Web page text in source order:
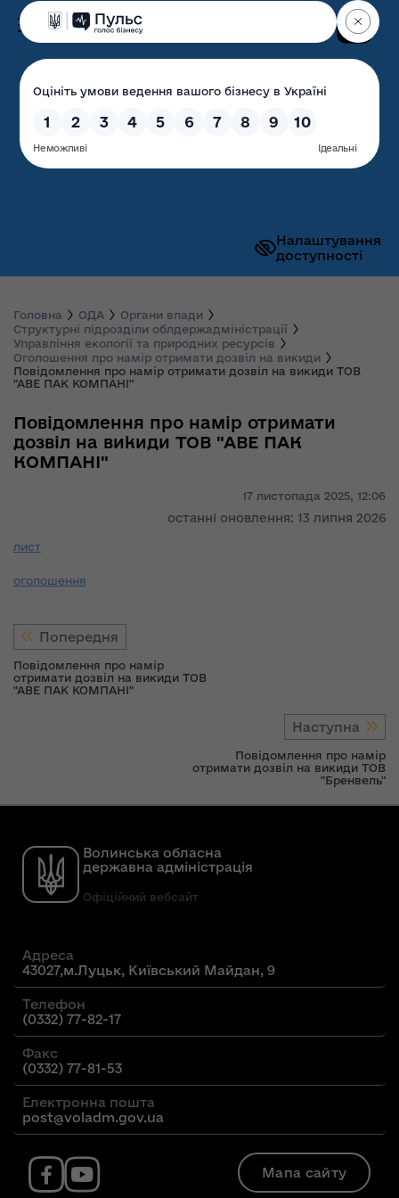
Налаштування
доступності
Волинська обласна
державна адміністрація
Головна ОДА
Органи влади
Структурні підрозділи облдержадміністрації
Управління екології та природних ресурсів
Оголошення про намір отримати дозвіл на викиди
Повідомлення про намір отримати дозвіл на викиди ТОВ
"АВЕ ПАК КОМПАНІ"
17 листопада 2025, 12:06
останні оновлення: 13 липня 2026
Повідомлення про намір отримати
дозвіл на викиди ТОВ "АВЕ ПАК
КОМПАНІ"
лист
оголошення
Попередня
Повідомлення про намір
отримати дозвіл на викиди ТОВ
"АВЕ ПАК КОМПАНІ"
Наступна
Повідомлення про намір
отримати дозвіл на викиди ТОВ
"Бренвель"
Волинська обласна
державна адміністрація
Офіційний вебсайт
Адреса
43027,м.Луцьк, Київський Майдан, 9
Телефон
(0332) 77-82-17
Факс
(0332) 77-81-53
Електронна пошта
post@voladm.gov.ua
Мапа сайту